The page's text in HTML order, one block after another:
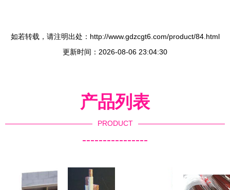
如若转载，请注明出处：http://www.gdzcgt6.com/product/84.html
更新时间：2026-08-06 23:04:30
产品列表
PRODUCT
----------------